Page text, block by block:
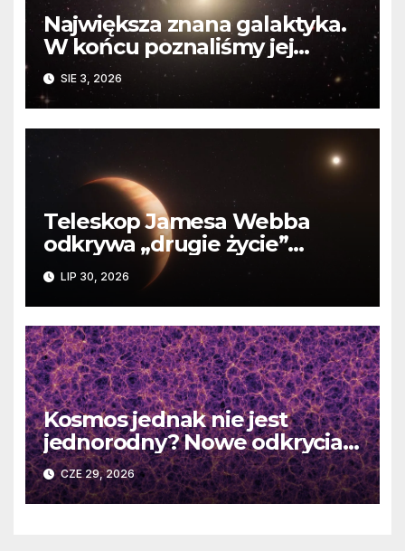
Największa znana galaktyka.
W końcu poznaliśmy jej
faktyczne wymiary
SIE 3, 2026
Teleskop Jamesa Webba
odkrywa „drugie życie”
planety krążącej wokół
martwej gwiazdy
LIP 30, 2026
Kosmos jednak nie jest
jednorodny? Nowe odkrycia
DESI burzą fundamentalne
zasady kosmologii
CZE 29, 2026